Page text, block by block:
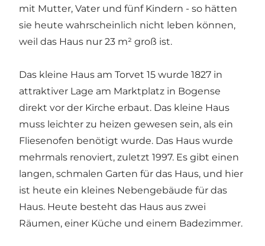
mit Mutter, Vater und fünf Kindern - so hätten
sie heute wahrscheinlich nicht leben können,
weil das Haus nur 23 m² groß ist.
Das kleine Haus am Torvet 15 wurde 1827 in
attraktiver Lage am Marktplatz in Bogense
direkt vor der Kirche erbaut. Das kleine Haus
muss leichter zu heizen gewesen sein, als ein
Fliesenofen benötigt wurde. Das Haus wurde
mehrmals renoviert, zuletzt 1997. Es gibt einen
langen, schmalen Garten für das Haus, und hier
ist heute ein kleines Nebengebäude für das
Haus. Heute besteht das Haus aus zwei
Räumen, einer Küche und einem Badezimmer.